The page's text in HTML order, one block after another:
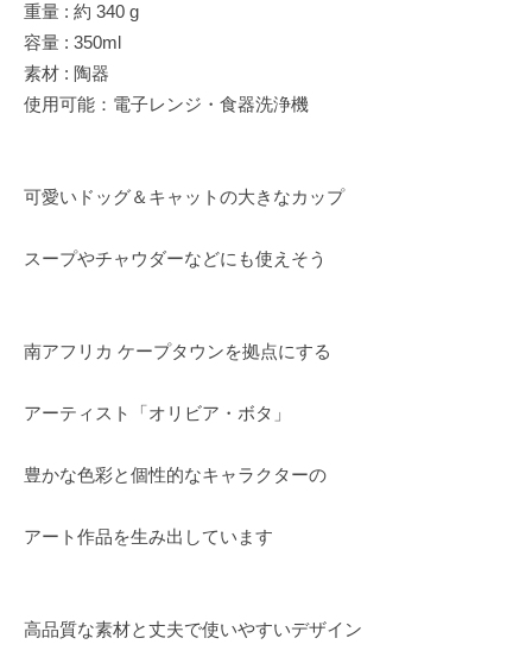
重量 : 約 340 g
容量 : 350ml
素材 : 陶器
使用可能：電子レンジ・食器洗浄機
可愛いドッグ＆キャットの大きなカップ
スープやチャウダーなどにも使えそう
南アフリカ ケープタウンを拠点にする
アーティスト「オリビア・ボタ」
豊かな色彩と個性的なキャラクターの
アート作品を生み出しています
高品質な素材と丈夫で使いやすいデザイン